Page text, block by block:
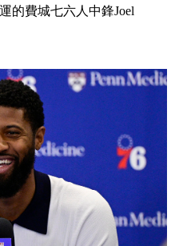
的費城七六人中鋒Joel